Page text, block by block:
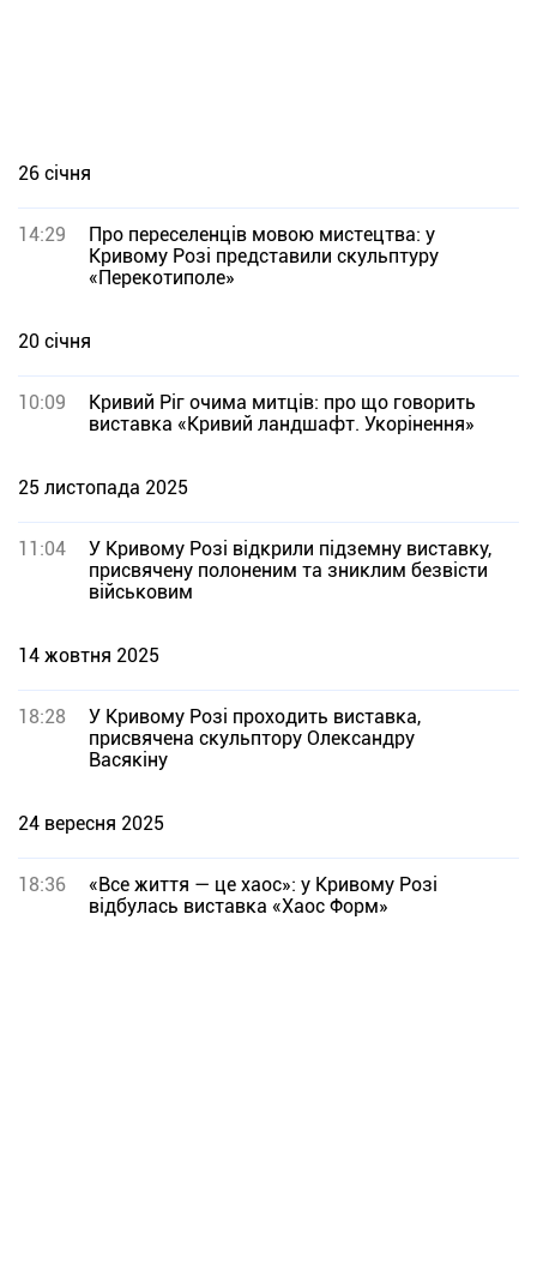
26 січня
14:29
Про переселенців мовою мистецтва: у
Кривому Розі представили скульптуру
«Перекотиполе»
20 січня
10:09
Кривий Ріг очима митців: про що говорить
виставка «Кривий ландшафт. Укорінення»
25 листопада 2025
11:04
У Кривому Розі відкрили підземну виставку,
присвячену полоненим та зниклим безвісти
військовим
14 жовтня 2025
18:28
У Кривому Розі проходить виставка,
присвячена скульптору Олександру
Васякіну
24 вересня 2025
18:36
«Все життя — це хаос»: у Кривому Розі
відбулась виставка «Хаос Форм»